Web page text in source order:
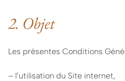
2. Objet
Les présentes Conditions
– l’utilisation du Site internet,